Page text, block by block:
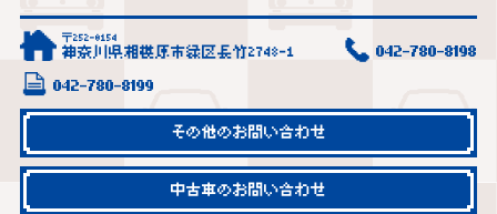
〒252-0154
神奈川県相模原市緑区長竹2748-1 042-780-8198
042-780-8199
その他のお問い合わせ
中古車のお問い合わせ